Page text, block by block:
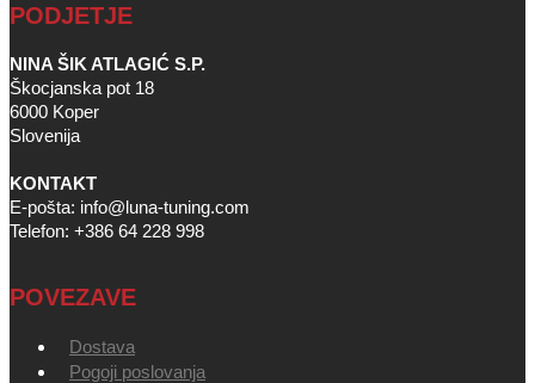
PODJETJE
NINA ŠIK ATLAGIĆ S.P.
Škocjanska pot 18
6000 Koper
Slovenija
KONTAKT
E-pošta: info@luna-tuning.com
Telefon: +386 64 228 998
POVEZAVE
Dostava
Pogoji poslovanja